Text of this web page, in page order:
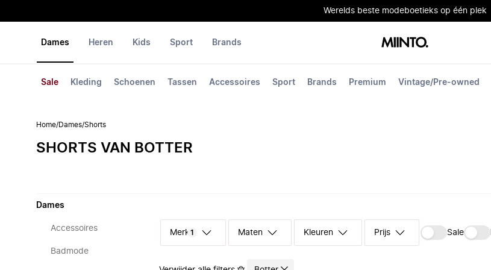
Werelds beste modeboetieks op één plek
Dames
Sale Kleding Schoenen Tassen Accessoires Sport Brands Premium Vintage/Pre-owned
Heren Kids Sport Brands
Home/Dames/Shorts
SHORTS VAN BOTTER
Dames
Accessoires
Badmode
Merk 1 Maten Kleuren Prijs Sale